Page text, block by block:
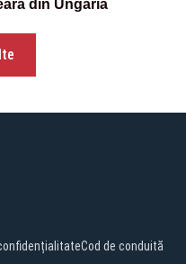
din Ungaria
Cod de conduită